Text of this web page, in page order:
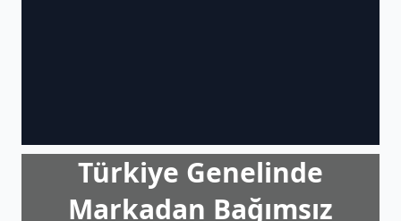
Türkiye Genelinde
Markadan Bağımsız